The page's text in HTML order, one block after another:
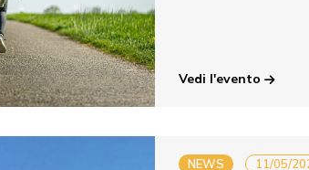
Vedi l'evento
NEWS 11/05/